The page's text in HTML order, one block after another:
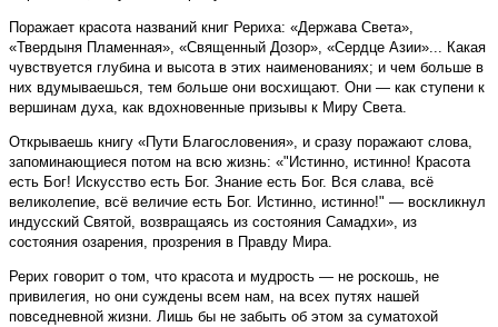
Поражает красота названий книг Рериха: «Держава Света»,
«Твердыня Пламенная», «Священный Дозор», «Сердце Азии»... Какая
чувствуется глубина и высота в этих наименованиях; и чем больше в
них вдумываешься, тем больше они восхищают. Они — как ступени к
вершинам духа, как вдохновенные призывы к Миру Света.
Открываешь книгу «Пути Благословения», и сразу поражают слова,
запоминающиеся потом на всю жизнь: «"Истинно, истинно! Красота
есть Бог! Искусство есть Бог. Знание есть Бог. Вся слава, всё
великолепие, всё величие есть Бог. Истинно, истинно!" — воскликнул
индусский Святой, возвращаясь из состояния Самадхи», из
состояния озарения, прозрения в Правду Мира.
Рерих говорит о том, что красота и мудрость — не роскошь, не
привилегия, но они суждены всем нам, на всех путях нашей
повседневной жизни. Лишь бы не забыть об этом за суматохой